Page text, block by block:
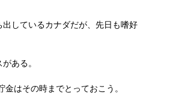
しているカナダだが、先日も嗜好
ある。
はその時までとっておこう。